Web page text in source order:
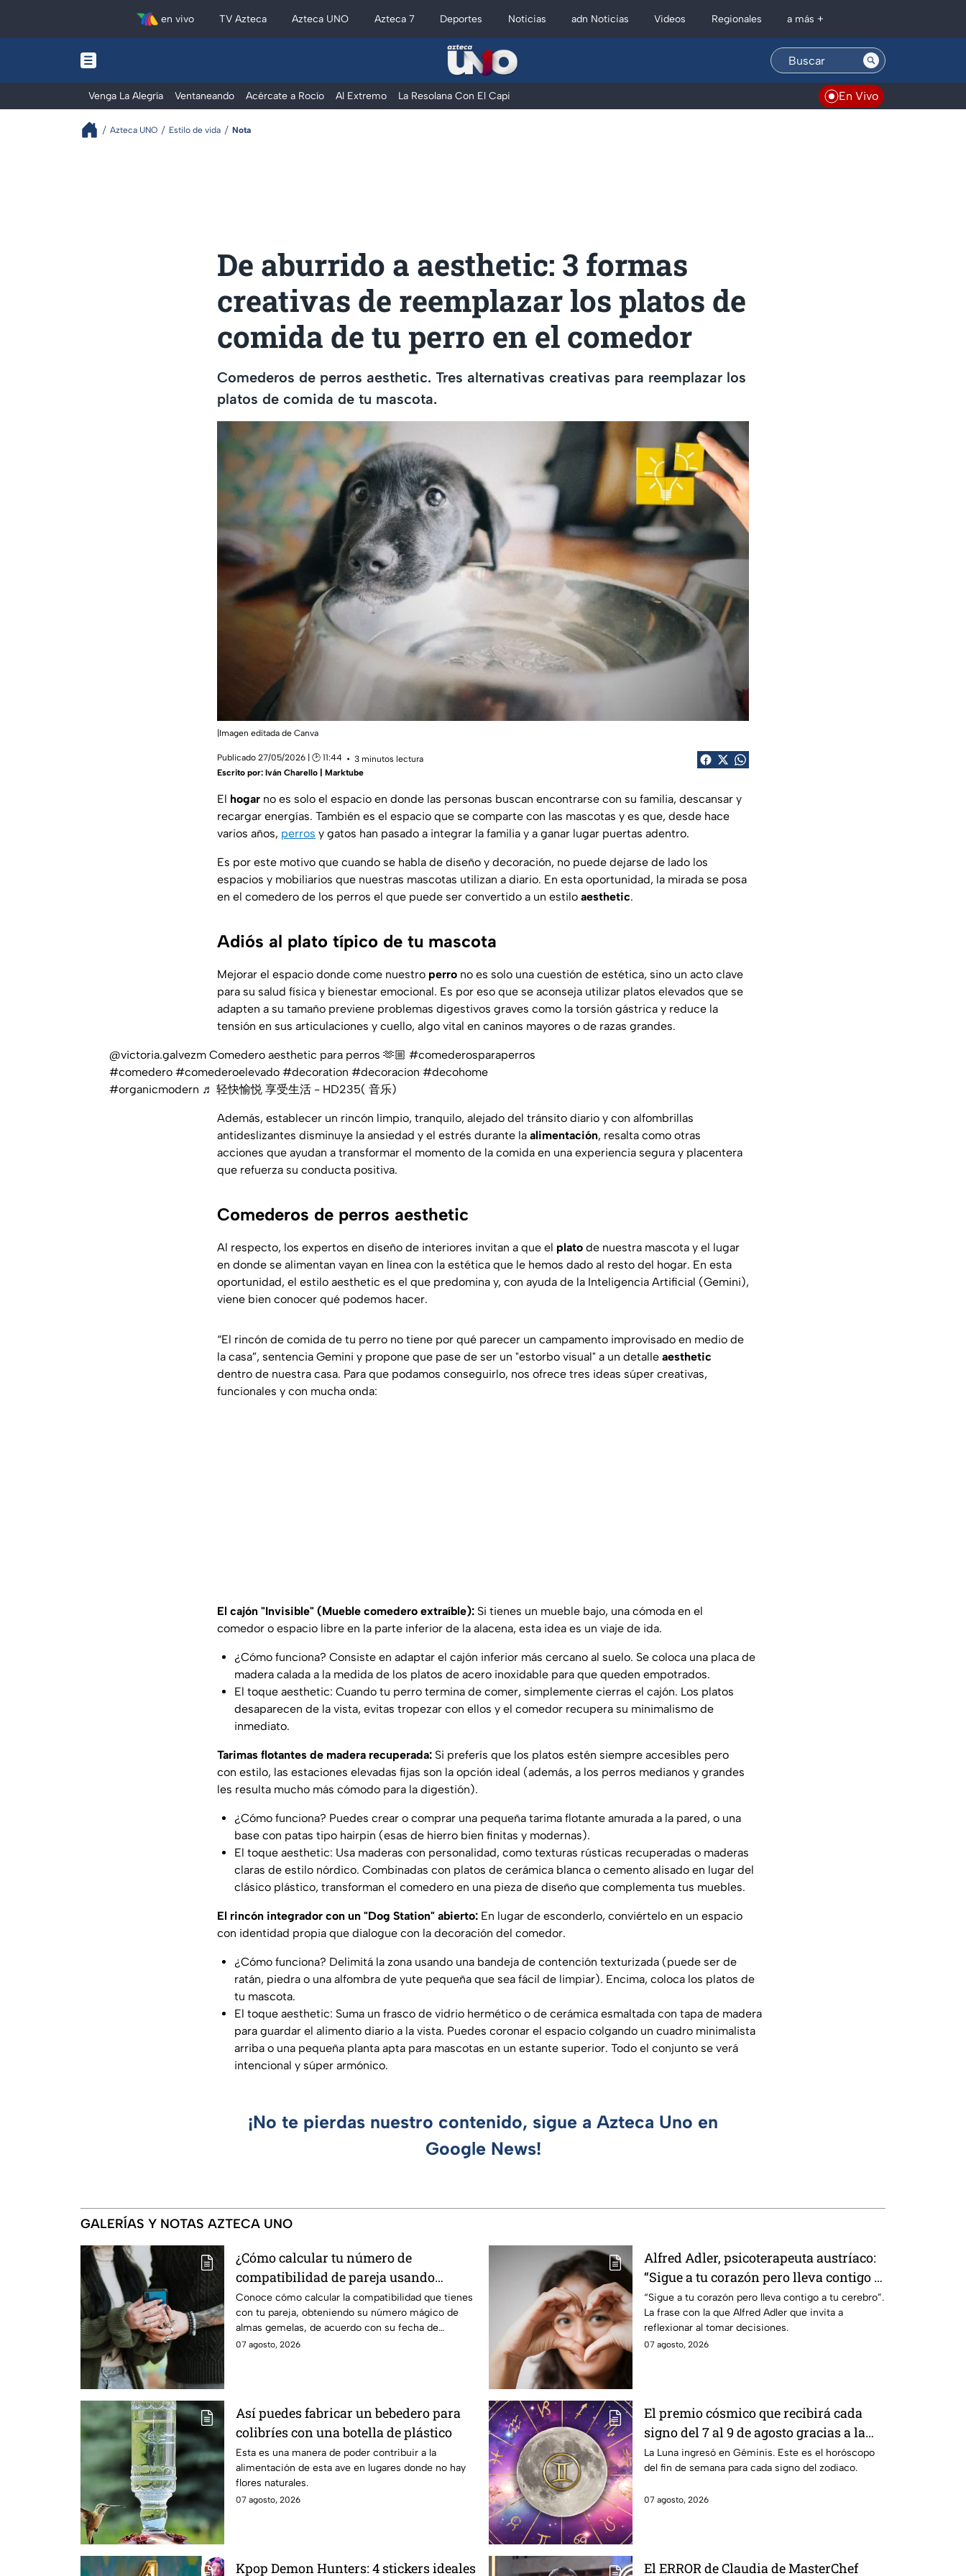
en vivo TV Azteca Azteca UNO Azteca 7 Deportes Noticias adn Noticias Videos Regionales a más +
Venga La Alegría Ventaneando Acércate a Rocío Al Extremo La Resolana Con El Capi En Vivo
Azteca UNO Estilo de vida Nota
De aburrido a aesthetic: 3 formas
creativas de reemplazar los platos de
comida de tu perro en el comedor
Comederos de perros aesthetic. Tres alternativas creativas para reemplazar los
platos de comida de tu mascota.
|Imagen editada de Canva
Publicado 27/05/2026 | 🕑 11:44
3 minutos lectura
Escrito por: Iván Charello | Marktube
El hogar no es solo el espacio en donde las personas buscan encontrarse con su familia, descansar y
recargar energías. También es el espacio que se comparte con las mascotas y es que, desde hace
varios años, perros y gatos han pasado a integrar la familia y a ganar lugar puertas adentro.
Es por este motivo que cuando se habla de diseño y decoración, no puede dejarse de lado los
espacios y mobiliarios que nuestras mascotas utilizan a diario. En esta oportunidad, la mirada se posa
en el comedero de los perros el que puede ser convertido a un estilo aesthetic.
Adiós al plato típico de tu mascota
Mejorar el espacio donde come nuestro perro no es solo una cuestión de estética, sino un acto clave
para su salud física y bienestar emocional. Es por eso que se aconseja utilizar platos elevados que se
adapten a su tamaño previene problemas digestivos graves como la torsión gástrica y reduce la
tensión en sus articulaciones y cuello, algo vital en caninos mayores o de razas grandes.
@victoria.galvezm Comedero aesthetic para perros 🫶🏼 #comederosparaperros
#comedero #comederoelevado #decoration #decoracion #decohome
#organicmodern ♬ 轻快愉悦 享受生活 - HD235( 音乐)
Además, establecer un rincón limpio, tranquilo, alejado del tránsito diario y con alfombrillas
antideslizantes disminuye la ansiedad y el estrés durante la alimentación, resalta como otras
acciones que ayudan a transformar el momento de la comida en una experiencia segura y placentera
que refuerza su conducta positiva.
Comederos de perros aesthetic
Al respecto, los expertos en diseño de interiores invitan a que el plato de nuestra mascota y el lugar
en donde se alimentan vayan en línea con la estética que le hemos dado al resto del hogar. En esta
oportunidad, el estilo aesthetic es el que predomina y, con ayuda de la Inteligencia Artificial (Gemini),
viene bien conocer qué podemos hacer.
“El rincón de comida de tu perro no tiene por qué parecer un campamento improvisado en medio de
la casa”, sentencia Gemini y propone que pase de ser un "estorbo visual" a un detalle aesthetic
dentro de nuestra casa. Para que podamos conseguirlo, nos ofrece tres ideas súper creativas,
funcionales y con mucha onda:
El cajón "Invisible" (Mueble comedero extraíble): Si tienes un mueble bajo, una cómoda en el
comedor o espacio libre en la parte inferior de la alacena, esta idea es un viaje de ida.
¿Cómo funciona? Consiste en adaptar el cajón inferior más cercano al suelo. Se coloca una placa de
madera calada a la medida de los platos de acero inoxidable para que queden empotrados.
El toque aesthetic: Cuando tu perro termina de comer, simplemente cierras el cajón. Los platos
desaparecen de la vista, evitas tropezar con ellos y el comedor recupera su minimalismo de
inmediato.
Tarimas flotantes de madera recuperada: Si preferís que los platos estén siempre accesibles pero
con estilo, las estaciones elevadas fijas son la opción ideal (además, a los perros medianos y grandes
les resulta mucho más cómodo para la digestión).
¿Cómo funciona? Puedes crear o comprar una pequeña tarima flotante amurada a la pared, o una
base con patas tipo hairpin (esas de hierro bien finitas y modernas).
El toque aesthetic: Usa maderas con personalidad, como texturas rústicas recuperadas o maderas
claras de estilo nórdico. Combinadas con platos de cerámica blanca o cemento alisado en lugar del
clásico plástico, transforman el comedero en una pieza de diseño que complementa tus muebles.
El rincón integrador con un "Dog Station" abierto: En lugar de esconderlo, conviértelo en un espacio
con identidad propia que dialogue con la decoración del comedor.
¿Cómo funciona? Delimitá la zona usando una bandeja de contención texturizada (puede ser de
ratán, piedra o una alfombra de yute pequeña que sea fácil de limpiar). Encima, coloca los platos de
tu mascota.
El toque aesthetic: Suma un frasco de vidrio hermético o de cerámica esmaltada con tapa de madera
para guardar el alimento diario a la vista. Puedes coronar el espacio colgando un cuadro minimalista
arriba o una pequeña planta apta para mascotas en un estante superior. Todo el conjunto se verá
intencional y súper armónico.
¡No te pierdas nuestro contenido, sigue a Azteca Uno en
Google News!
GALERÍAS Y NOTAS AZTECA UNO
¿Cómo calcular tu número de
compatibilidad de pareja usando
ambas fechas de nacimiento?
Conoce cómo calcular la compatibilidad que tienes
con tu pareja, obteniendo su número mágico de
almas gemelas, de acuerdo con su fecha de
nacimiento
07 agosto, 2026
Alfred Adler, psicoterapeuta austríaco:
“Sigue a tu corazón pero lleva contigo a
tu cerebro”
“Sigue a tu corazón pero lleva contigo a tu cerebro”.
La frase con la que Alfred Adler que invita a
reflexionar al tomar decisiones.
07 agosto, 2026
Así puedes fabricar un bebedero para
colibríes con una botella de plástico
Esta es una manera de poder contribuir a la
alimentación de esta ave en lugares donde no hay
flores naturales.
07 agosto, 2026
El premio cósmico que recibirá cada
signo del 7 al 9 de agosto gracias a la
influencia de la Luna en Géminis
La Luna ingresó en Géminis. Este es el horóscopo
del fin de semana para cada signo del zodiaco.
07 agosto, 2026
Kpop Demon Hunters: 4 stickers ideales El ERROR de Claudia de MasterChef